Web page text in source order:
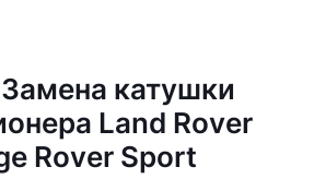
катушки
Land Rover
Rover Sport